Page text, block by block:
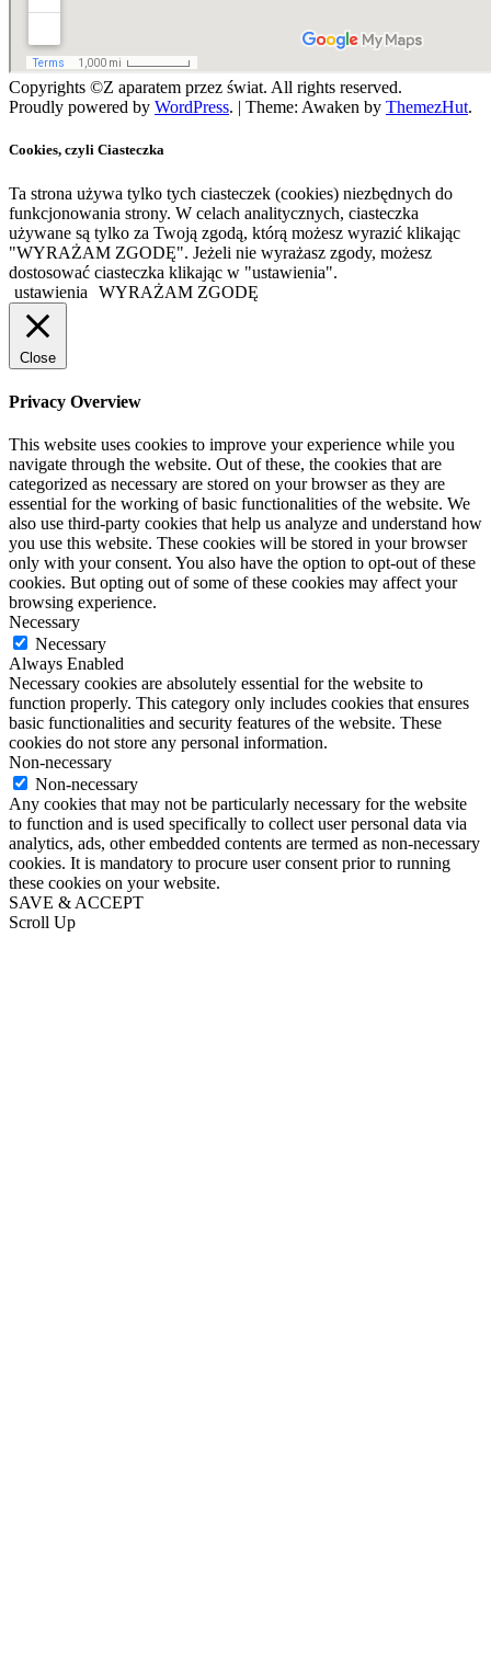
Copyrights ©Z aparatem przez świat. All rights reserved.
Proudly powered by WordPress. | Theme: Awaken by ThemezHut.
Cookies, czyli Ciasteczka
Ta strona używa tylko tych ciasteczek (cookies) niezbędnych do
funkcjonowania strony. W celach analitycznych, ciasteczka
używane są tylko za Twoją zgodą, którą możesz wyrazić klikając
"WYRAŻAM ZGODĘ". Jeżeli nie wyrażasz zgody, możesz
dostosować ciasteczka klikając w "ustawienia".
ustawienia
WYRAŻAM ZGODĘ
Close
Privacy Overview
This website uses cookies to improve your experience while you
navigate through the website. Out of these, the cookies that are
categorized as necessary are stored on your browser as they are
essential for the working of basic functionalities of the website. We
also use third-party cookies that help us analyze and understand how
you use this website. These cookies will be stored in your browser
only with your consent. You also have the option to opt-out of these
cookies. But opting out of some of these cookies may affect your
browsing experience.
Necessary
Necessary
Always Enabled
Necessary cookies are absolutely essential for the website to
function properly. This category only includes cookies that ensures
basic functionalities and security features of the website. These
cookies do not store any personal information.
Non-necessary
Non-necessary
Any cookies that may not be particularly necessary for the website
to function and is used specifically to collect user personal data via
analytics, ads, other embedded contents are termed as non-necessary
cookies. It is mandatory to procure user consent prior to running
these cookies on your website.
SAVE & ACCEPT
Scroll Up